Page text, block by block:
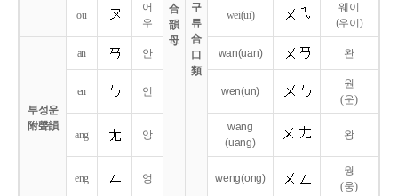
合
韻
母
구
류
合
口
類
ou
어
우
wei(ui)
웨이
(우이)
부성운
附聲韻
an 안 wan(uan) 완
en 언 wen(un)
원
(운)
ang 앙
wang
(uang)
왕
eng 엉 weng(ong)
웡
(웅)